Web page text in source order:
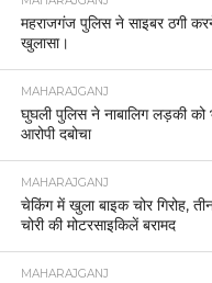
महराजगंज पुलिस ने साइबर ठगी
खुलासा।
MAHARAJGANJ
घुघली पुलिस ने नाबालिग लड़की
आरोपी दबोचा
MAHARAJGANJ
चेकिंग में खुला बाइक चोर गिरोह,
चोरी की मोटरसाइकिलें बरामद
MAHARAJGANJ